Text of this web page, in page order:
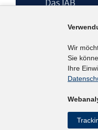
Institutsleitung
Befragungen
Projekte
Wir
Sie
Ihre